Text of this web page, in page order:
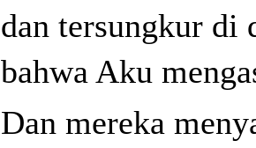
dan tersungkur di
bahwa Aku
Dan mereka